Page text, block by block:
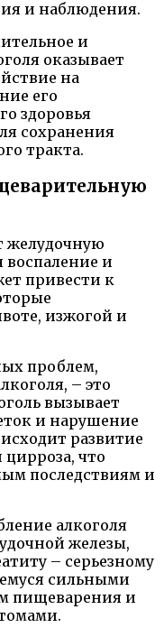
и наблюдения.
и
оказывает
на
его
здоровья
сохранения
тракта.
желудочную
воспаление и
привести к
изжогой и
проблем,
– это
вызывает
и нарушение
развитие
цирроза, что
последствиям и
алкоголя
железы,
– серьезному
сильными
пищеварения и